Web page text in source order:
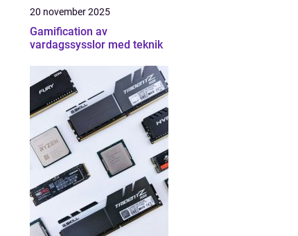
20 november 2025
Gamification av
vardagssysslor med teknik